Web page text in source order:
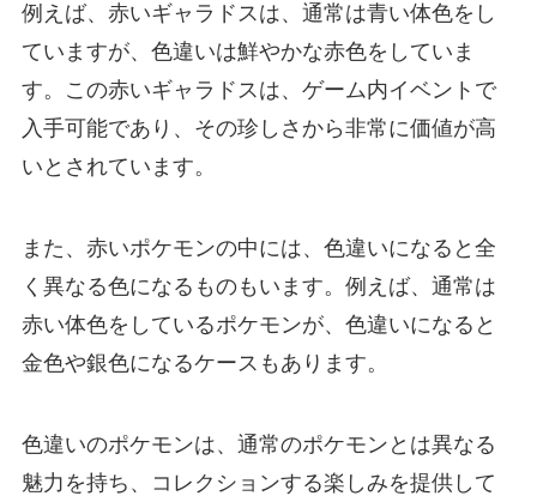
例えば、赤いギャラドスは、通常は青い体色をし
ていますが、色違いは鮮やかな赤色をしていま
す。この赤いギャラドスは、ゲーム内イベントで
入手可能であり、その珍しさから非常に価値が高
いとされています。
また、赤いポケモンの中には、色違いになると全
く異なる色になるものもいます。例えば、通常は
赤い体色をしているポケモンが、色違いになると
金色や銀色になるケースもあります。
色違いのポケモンは、通常のポケモンとは異なる
魅力を持ち、コレクションする楽しみを提供して